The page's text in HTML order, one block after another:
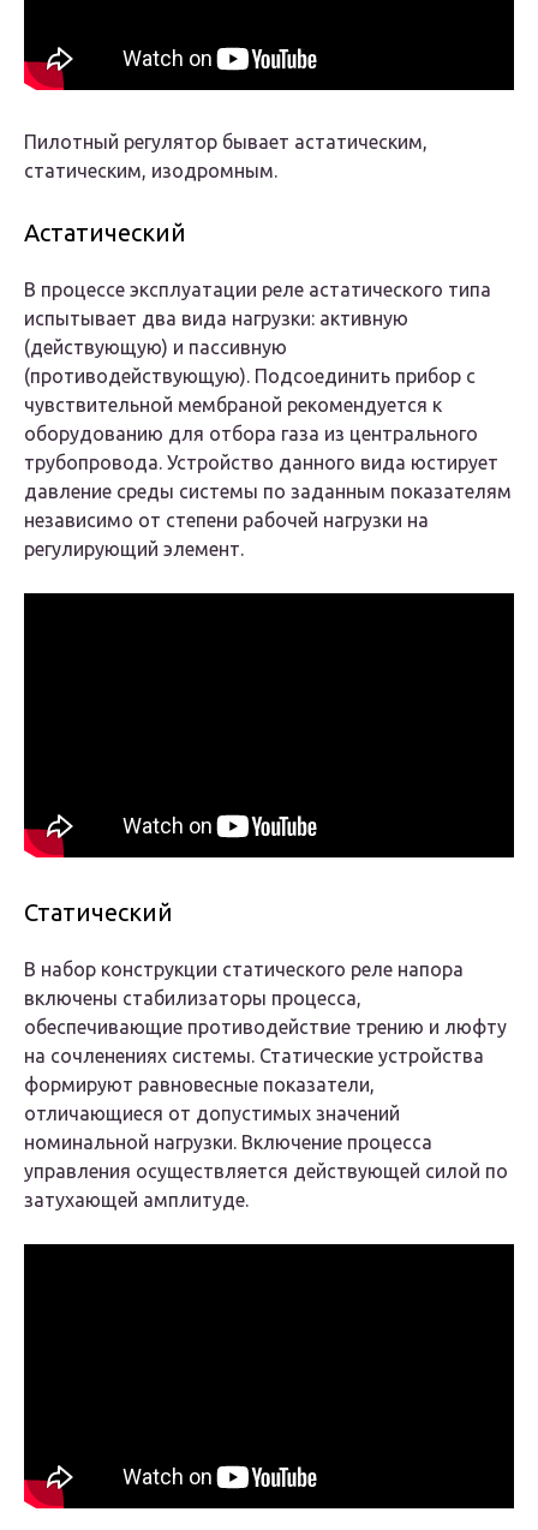
Пилотный регулятор бывает астатическим,
статическим, изодромным.
Астатический
В процессе эксплуатации реле астатического типа
испытывает два вида нагрузки: активную
(действующую) и пассивную
(противодействующую). Подсоединить прибор с
чувствительной мембраной рекомендуется к
оборудованию для отбора газа из центрального
трубопровода. Устройство данного вида юстирует
давление среды системы по заданным показателям
независимо от степени рабочей нагрузки на
регулирующий элемент.
Статический
В набор конструкции статического реле напора
включены стабилизаторы процесса,
обеспечивающие противодействие трению и люфту
на сочленениях системы. Статические устройства
формируют равновесные показатели,
отличающиеся от допустимых значений
номинальной нагрузки. Включение процесса
управления осуществляется действующей силой по
затухающей амплитуде.